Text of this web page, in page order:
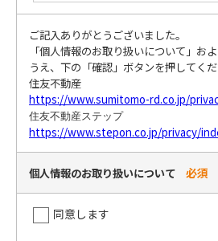
ご記入ありがとうございました。
「個人情報のお取り扱いについて」お
うえ、下の「確認」ボタンを押してくだ
住友不動産
https://www.sumitomo-rd.co.jp/
住友不動産ステップ
https://www.stepon.co.jp/privacy/
個人情報のお取り扱いについて 必須
同意します